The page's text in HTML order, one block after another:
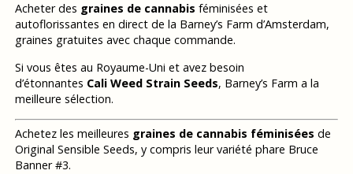
Acheter des graines de cannabis féminisées et
autoflorissantes en direct de la Barney’s Farm d’Amsterdam,
graines gratuites avec chaque commande.
Si vous êtes au Royaume-Uni et avez besoin
d’étonnantes Cali Weed Strain Seeds, Barney’s Farm a la
meilleure sélection.
Achetez les meilleures graines de cannabis féminisées de
Original Sensible Seeds, y compris leur variété phare Bruce
Banner #3.